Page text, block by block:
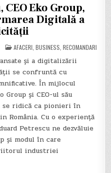
CEO Eko Group,
Digitală a
POSTED
IN
AFACERI BUSINESS RECOMANDARI
și a digitalizării
se confruntă cu
În mijlocul
și CEO-ul său
se ridică ca pionieri în
România. Cu o experiență
Petrescu ne dezvăluie
și modul în care
industriei